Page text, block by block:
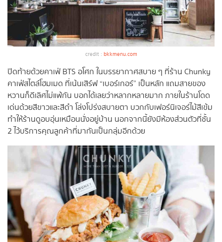
credit : bkkmenu.com
ปิดท้ายด้วยคาเฟ่ BTS อโศก ในบรรยากาศสบาย ๆ ที่ร้าน Chunky
คาเฟ่สไตล์โฮมเมด ที่เน้นเสิร์ฟ “เบอร์เกอร์” เป็นหลัก แถมสายของ
หวานก็ดีเลิศไม่แพ้กัน บอกได้เลยว่าหลากหลายมาก ภายในร้านโดด
เด่นด้วยสีขาวและสีดำ โล่งโปร่งสบายตา บวกกับเฟอร์นิเจอร์ไม้สีเข้ม
ทำให้ร้านดูอบอุ่นเหมือนนั่งอยู่บ้าน นอกจากนี้ยังมีห้องส่วนตัวที่ชั้น
2 ไว้บริการคุณลูกค้าที่มากันเป็นกลุ่มอีกด้วย